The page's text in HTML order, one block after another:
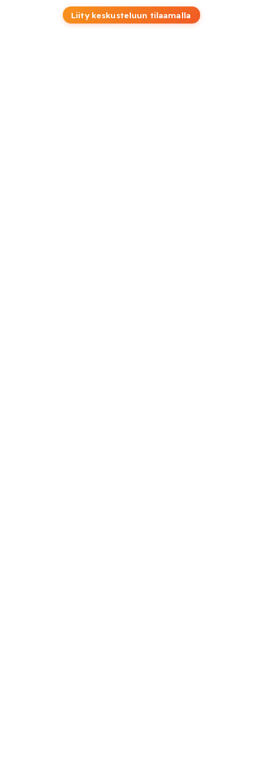
Liity keskusteluun tilaamalla